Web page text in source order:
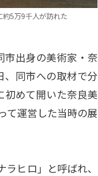
5万9千人が訪れた
出身の美術家・奈
、同市への取材で分
初めて開いた奈良美
て運営した当時の展
ヒロ」と呼ばれ、